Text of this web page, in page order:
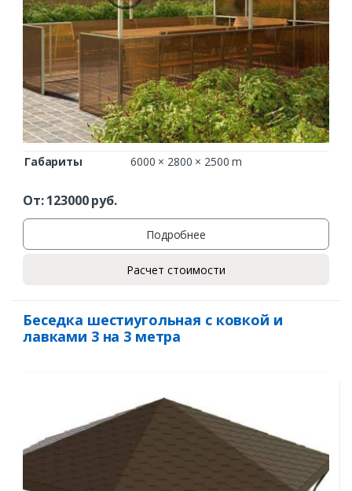
Габариты 6000 × 2800 × 2500 m
От:123000руб.
Подробнее
Расчет стоимости
Беседка шестиугольная с ковкой и
лавками 3 на 3 метра